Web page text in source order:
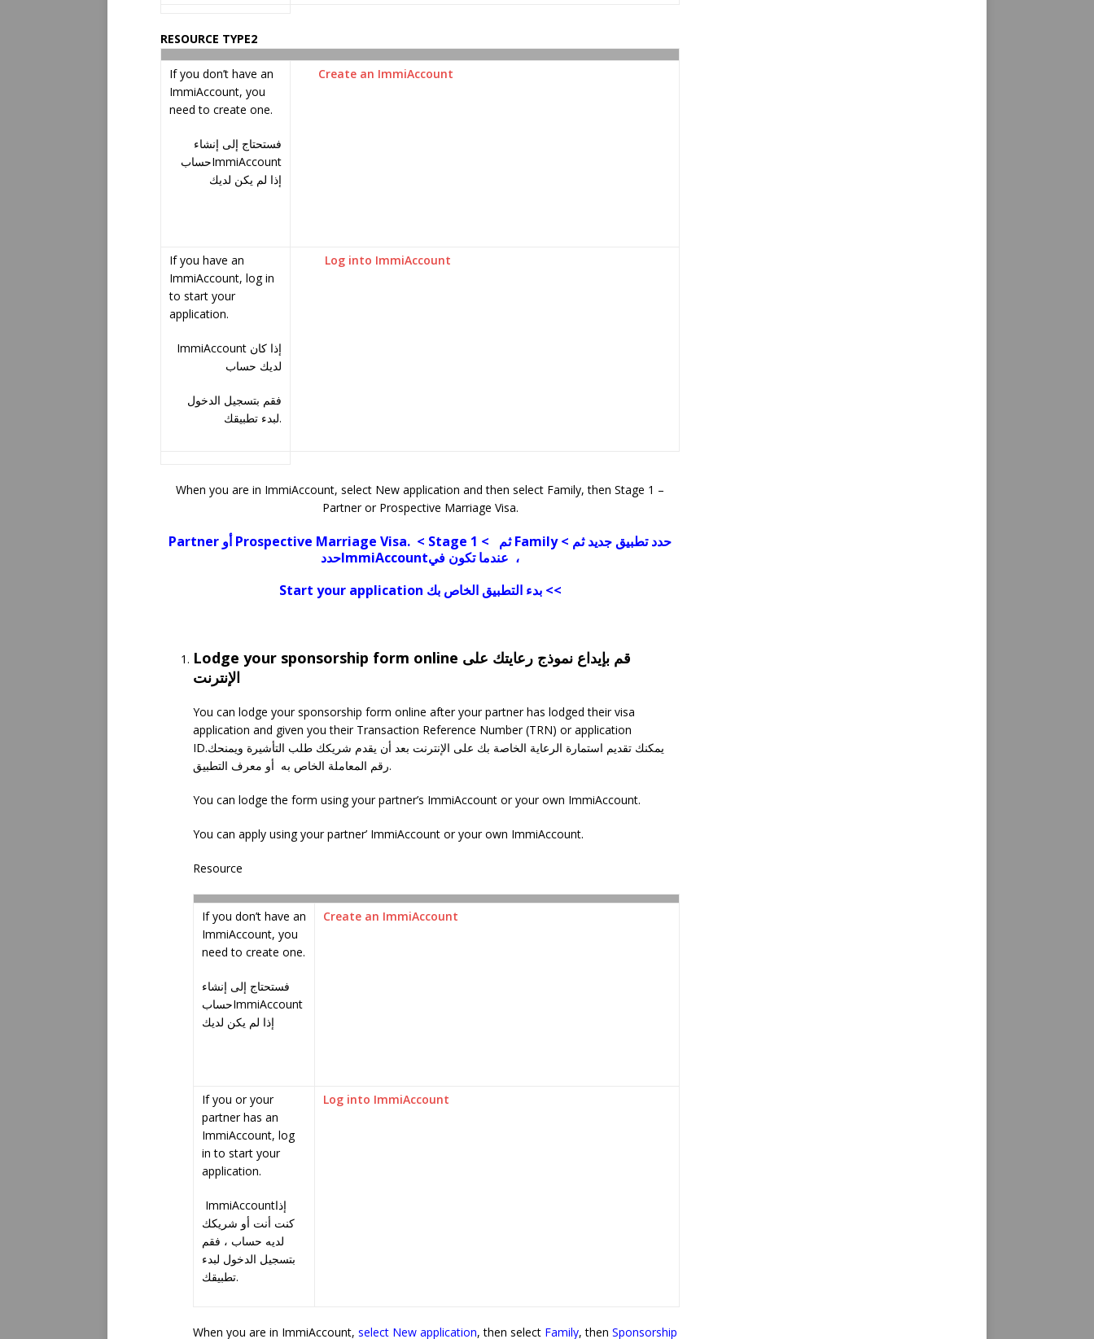
RESOURCE TYPE2
If you don’t have an
ImmiAccount, you
need to create one.
فستحتاج إلى إنشاء
حسابImmiAccount
إذا لم يكن لديك
Create an ImmiAccount
If you have an
ImmiAccount, log in
to start your
application.
ImmiAccount إذا كان
لديك حساب
لبدء تطبيقك.
Log into ImmiAccount
When you are in ImmiAccount, select New application and then select Family, then Stage 1 –
Partner or Prospective Marriage Visa.
Partner أو Prospective Marriage Visa. < Stage 1 < ثمFamily حدد تطبيق جديد ثم >
حددImmiAccount
عندما تكون في ،
Start your application بدء التطبيق الخاص بك <<
Lodge your sponsorship form online قم بإيداع نموذج رعايتك على
الإنترنت
You can lodge your sponsorship form online after your partner has lodged their visa
application and given you their Transaction Reference Number (TRN) or application
ID.يمكنك تقديم استمارة الرعاية الخاصة بك على الإنترنت بعد أن يقدم شريكك طلب التأشيرة ويمنحك
رقم المعاملة الخاص به أو معرف التطبيق.
You can lodge the form using your partner’s ImmiAccount or your own ImmiAccount.
You can apply using your partner’ ImmiAccount or your own ImmiAccount.
Resource
If you don’t have an
ImmiAccount, you
need to create one.
فستحتاج إلى إنشاء
حسابImmiAccount
إذا لم يكن لديك
Create an ImmiAccount
If you or your
partner has an
ImmiAccount, log
in to start your
application.
ImmiAccountإذا
كنت أنت أو شريكك
لديه حساب ، فقم
بتسجيل الدخول لبدء
تطبيقك.
Log into ImmiAccount
When you are in ImmiAccount, select New application, then select Family, then Sponsorship